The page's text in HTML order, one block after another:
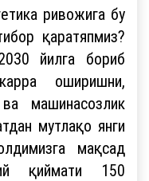
ривожига бу
қаратяпмиз?
йилга бориб
оширишни,
машинасозлик
мутлақо янги
мақсад
қиймати 150